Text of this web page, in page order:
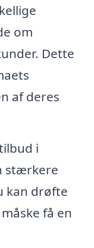
om
Dette
af deres
i
stærkere
kan drøfte
få en